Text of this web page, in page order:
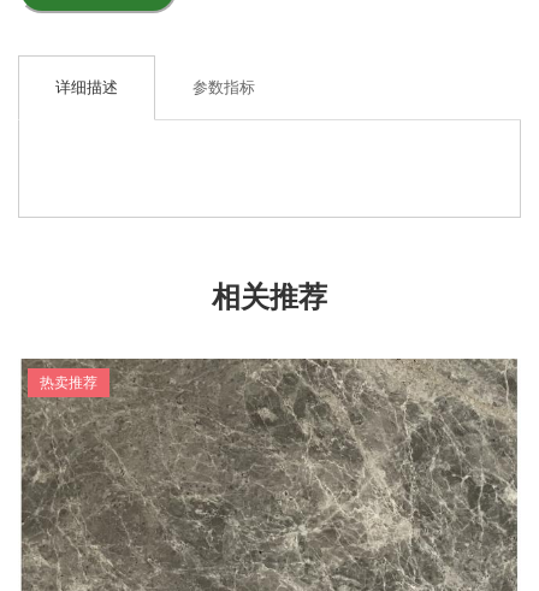
详细描述 参数指标
相关推荐
热卖推荐